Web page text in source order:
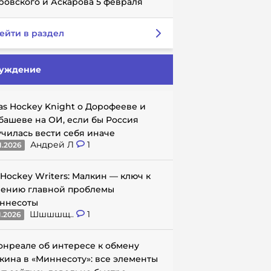
в раздел
Hockey Knight о Дорофееве и
на ОИ, если бы Россия
вести себя иначе
Андрей Л 1
Writers: Малкин — ключ к
главной проблемы
Шшшшщ.. 1
об интересе к обмену
в «Миннесоту»: все элементы